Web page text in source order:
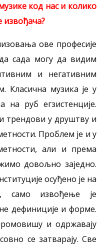
код нас и колико
извођача?
ове професије
сада могу да видим
и негативним
Класична музика је у
на руб егзистенције.
трендови у друштву и
Проблем је и у
али и према
довољно заједно.
осуђено је на
само извођење је
дефиниције и форме.
и одржавају
се затварају. Све